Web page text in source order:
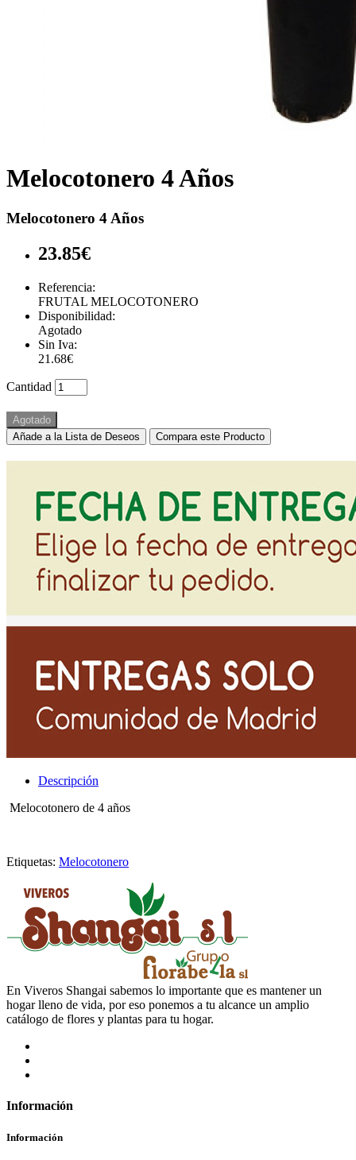
Melocotonero 4 Años
Melocotonero 4 Años
23.85€
Referencia:
FRUTAL MELOCOTONERO
Disponibilidad:
Agotado
Sin Iva:
21.68€
Cantidad
Agotado
Añade a la Lista de Deseos
Compara este Producto
Descripción
Melocotonero de 4 años
Etiquetas: Melocotonero
En Viveros Shangai sabemos lo importante que es mantener un
hogar lleno de vida, por eso ponemos a tu alcance un amplio
catálogo de flores y plantas para tu hogar.
Información
Información